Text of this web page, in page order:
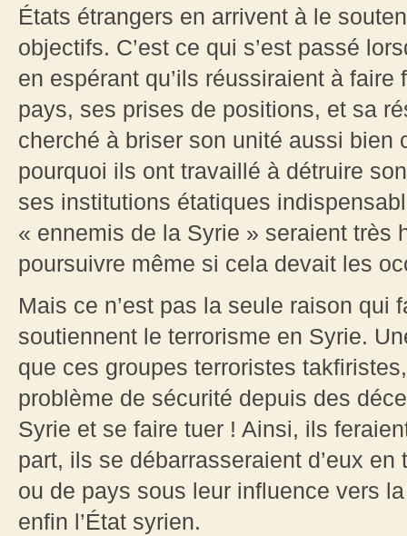
États étrangers en arrivent à le
objectifs. C’est ce qui s’est passé
en espérant qu’ils réussiraient à
pays, ses prises de positions, et sa
cherché à briser son unité aussi bien
pourquoi ils ont travaillé à détruire
ses institutions étatiques
« ennemis de la Syrie » seraient très
poursuivre même si cela devait les
Mais ce n’est pas la seule raison qui
soutiennent le terrorisme en Syrie.
que ces groupes terroristes
problème de sécurité depuis des
Syrie et se faire tuer ! Ainsi, ils
part, ils se débarrasseraient d’eux
ou de pays sous leur influence vers
enfin l’État syrien.